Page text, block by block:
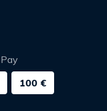
Pay
100 €